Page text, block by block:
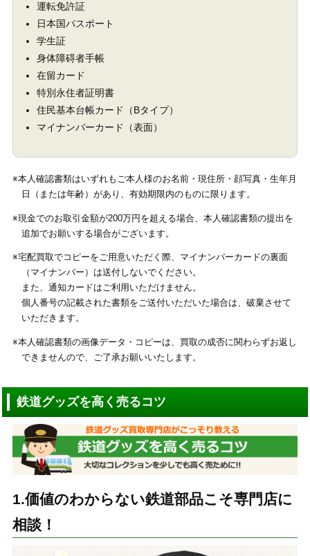
運転免許証
日本国パスポート
学生証
身体障碍者手帳
在留カード
特別永住者証明書
住民基本台帳カード（Bタイプ）
マイナンバーカード（表面）
※本人確認書類はいずれもご本人様のお名前・現住所・顔写真・生年月
日（または年齢）があり、有効期限内のものに限ります。
※現金でのお取引金額が200万円を超える場合、本人確認書類の提出を
追加でお願いする場合がございます。
※宅配買取でコピーをご用意いただく際、マイナンバーカードの裏面
（マイナンバー）は送付しないでください。
また、通知カードはご利用いただけません。
個人番号の記載された書類をご送付いただいた場合は、破棄させて
いただきます。
※本人確認書類の画像データ・コピーは、買取の成否に関わらずお返し
できませんので、ご了承お願いいたします。
鉄道グッズを高く売るコツ
1.価値のわからない鉄道部品こそ専門店に
相談！